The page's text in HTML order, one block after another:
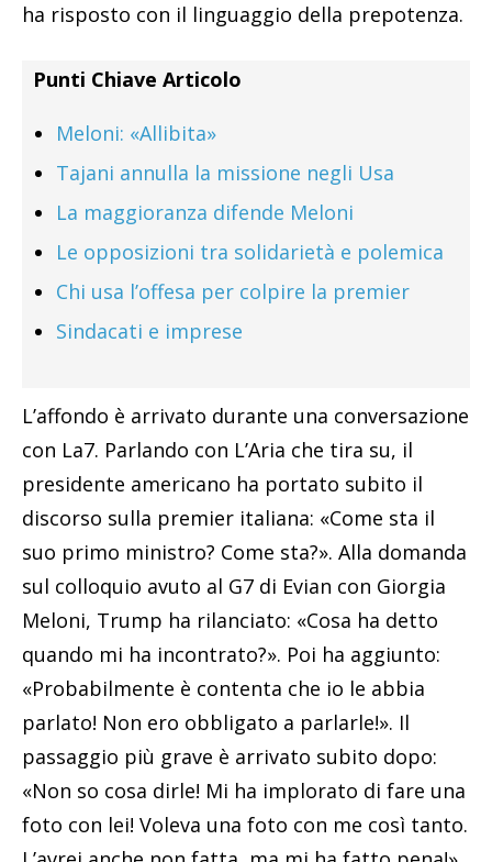
ha risposto con il linguaggio della prepotenza.
Punti Chiave Articolo
Meloni: «Allibita»
Tajani annulla la missione negli Usa
La maggioranza difende Meloni
Le opposizioni tra solidarietà e polemica
Chi usa l’offesa per colpire la premier
Sindacati e imprese
L’affondo è arrivato durante una conversazione
con La7. Parlando con L’Aria che tira su, il
presidente americano ha portato subito il
discorso sulla premier italiana: «Come sta il
suo primo ministro? Come sta?». Alla domanda
sul colloquio avuto al G7 di Evian con Giorgia
Meloni, Trump ha rilanciato: «Cosa ha detto
quando mi ha incontrato?». Poi ha aggiunto:
«Probabilmente è contenta che io le abbia
parlato! Non ero obbligato a parlarle!». Il
passaggio più grave è arrivato subito dopo:
«Non so cosa dirle! Mi ha implorato di fare una
foto con lei! Voleva una foto con me così tanto.